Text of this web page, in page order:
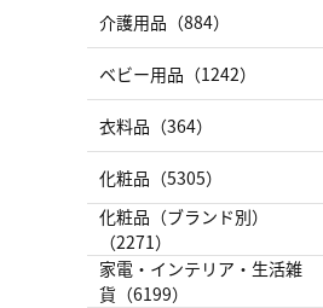
介護用品（884）
ベビー用品（1242）
衣料品（364）
化粧品（5305）
化粧品（ブランド別）
（2271）
家電・インテリア・生活雑
貨（6199）